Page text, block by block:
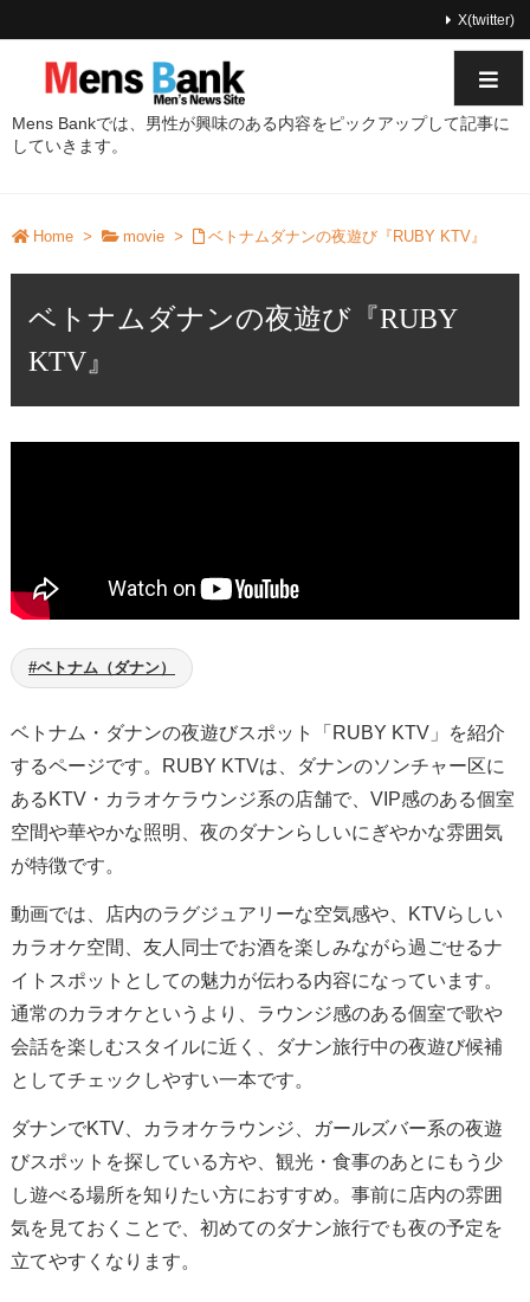
Mens Bankでは、男性が興味のある内容をピックアップして記事に
していきます。
X(twitter)
Home > movie > ベトナムダナンの夜遊び『RUBY KTV』
ベトナムダナンの夜遊び『RUBY
KTV』
#ベトナム（ダナン）
ベトナム・ダナンの夜遊びスポット「RUBY KTV」を紹介
するページです。RUBY KTVは、ダナンのソンチャー区に
あるKTV・カラオケラウンジ系の店舗で、VIP感のある個室
空間や華やかな照明、夜のダナンらしいにぎやかな雰囲気
が特徴です。
動画では、店内のラグジュアリーな空気感や、KTVらしい
カラオケ空間、友人同士でお酒を楽しみながら過ごせるナ
イトスポットとしての魅力が伝わる内容になっています。
通常のカラオケというより、ラウンジ感のある個室で歌や
会話を楽しむスタイルに近く、ダナン旅行中の夜遊び候補
としてチェックしやすい一本です。
ダナンでKTV、カラオケラウンジ、ガールズバー系の夜遊
びスポットを探している方や、観光・食事のあとにもう少
し遊べる場所を知りたい方におすすめ。事前に店内の雰囲
気を見ておくことで、初めてのダナン旅行でも夜の予定を
立てやすくなります。